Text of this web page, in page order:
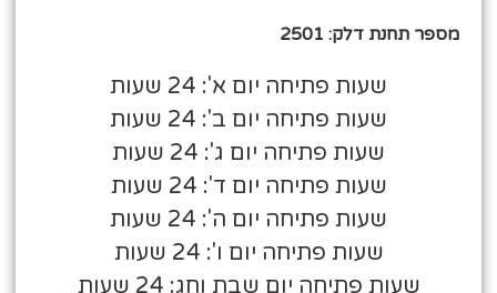
מספר תחנת דלק: 2501
שעות פתיחה יום א': 24 שעות
שעות פתיחה יום ב': 24 שעות
שעות פתיחה יום ג': 24 שעות
שעות פתיחה יום ד': 24 שעות
שעות פתיחה יום ה': 24 שעות
שעות פתיחה יום ו': 24 שעות
שעות פתיחה יום שבת וחג: 24 שעות